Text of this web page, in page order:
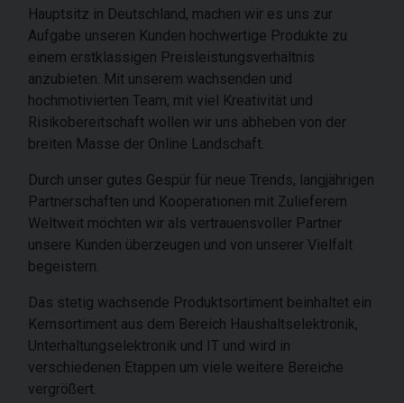
Hauptsitz in Deutschland, machen wir es uns zur
Aufgabe unseren Kunden hochwertige Produkte zu
einem erstklassigen Preisleistungsverhältnis
anzubieten. Mit unserem wachsenden und
hochmotivierten Team, mit viel Kreativität und
Risikobereitschaft wollen wir uns abheben von der
breiten Masse der Online Landschaft.
Durch unser gutes Gespür für neue Trends, langjährigen
Partnerschaften und Kooperationen mit Zulieferern
Weltweit möchten wir als vertrauensvoller Partner
unsere Kunden überzeugen und von unserer Vielfalt
begeistern.
Das stetig wachsende Produktsortiment beinhaltet ein
Kernsortiment aus dem Bereich Haushaltselektronik,
Unterhaltungselektronik und IT und wird in
verschiedenen Etappen um viele weitere Bereiche
vergrößert.